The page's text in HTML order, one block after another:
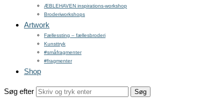
ÆBLEHAVEN inspirations-workshop
Broderiworkshops
Artwork
Fællessting – fællesbroderi
Kunsttryk
#småfragmenter
#fragmenter
Shop
Søg efter